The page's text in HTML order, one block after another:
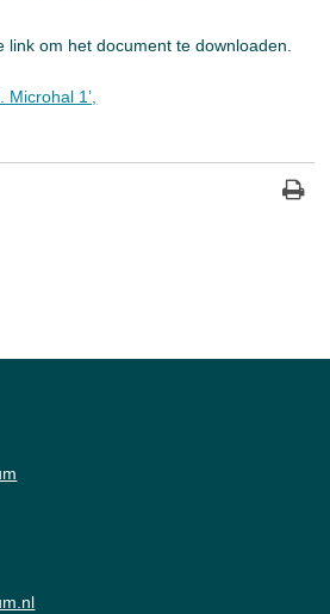
om het document te downloaden.
Microhal 1’,